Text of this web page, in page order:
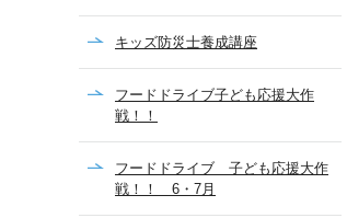
キッズ防災士養成講座
フードドライブ子ども応援大作
戦！！
フードドライブ 子ども応援大作
戦！！ 6・7月